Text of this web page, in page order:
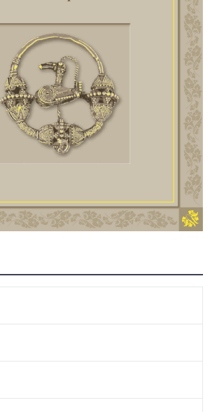
история
культура
история
культура